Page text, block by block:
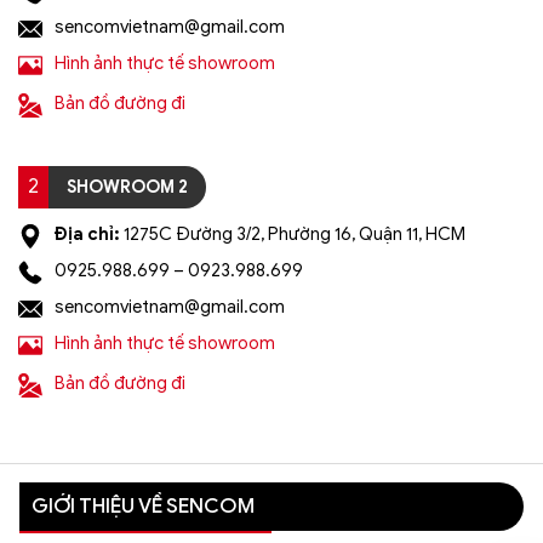
Lưu ý: Đơn hàng sẽ chỉ được gửi đi sau khi có xác
nhận của tổng đài viên trong vòng 2 tiếng. Quý
khách vui lòng giữ điện thoại
mãi giá rẻ tại: https://sencom.vn/category/den-trang-
tri
sencomvietnam@gmail.com
Hình ảnh thực tế showroom
Bản đồ đường đi
2 SHOWROOM 2
Địa chỉ: 1275C Đường 3/2, Phường 16, Quận 11, HCM
0925.988.699 – 0923.988.699
sencomvietnam@gmail.com
Hình ảnh thực tế showroom
Bản đồ đường đi
GIỚI THIỆU VỀ SENCOM